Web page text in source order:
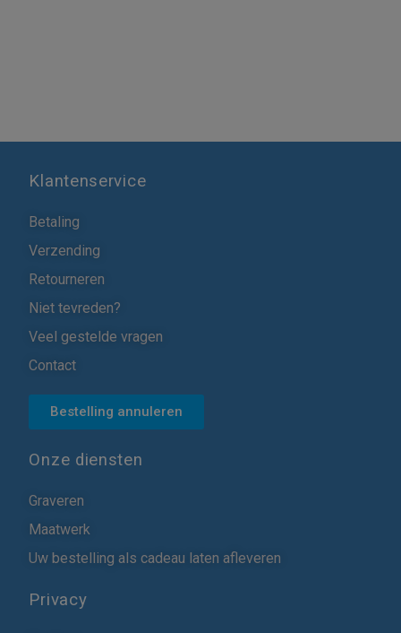
Klantenservice
Betaling
Verzending
Retourneren
Niet tevreden?
Veel gestelde vragen
Contact
Bestelling annuleren
Onze diensten
Graveren
Maatwerk
Uw bestelling als cadeau laten afleveren
Privacy